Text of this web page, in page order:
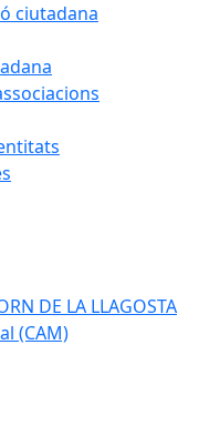
ciutadana
DE LA LLAGOSTA
(CAM)